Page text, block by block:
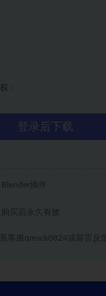
：
登录后下载
Blender插件
购买后永久有效
客服qmsck0824或留言反馈